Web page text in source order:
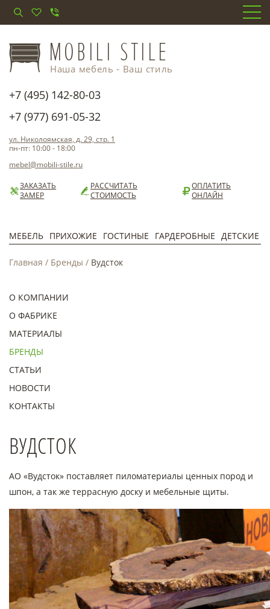
Наша мебель - Ваш стиль
+7 (495) 142-80-03
+7 (977) 691-05-32
ул. Николоямская, д. 29, стр. 1
пн-пт: 10:00 - 18:00
mebel@mobili-stile.ru
ЗАКАЗАТЬ
ЗАМЕР
РАССЧИТАТЬ
СТОИМОСТЬ
ОПЛАТИТЬ
ОНЛАЙН
МЕБЕЛЬ ПРИХОЖИЕ ГОСТИНЫЕ ГАРДЕРОБНЫЕ ДЕТСКИЕ
Главная / Бренды / Вудсток
О КОМПАНИИ
О ФАБРИКЕ
МАТЕРИАЛЫ
БРЕНДЫ
СТАТЬИ
НОВОСТИ
КОНТАКТЫ
ВУДСТОК
АО «Вудсток» поставляет пиломатериалы ценных пород и
шпон, а так же террасную доску и мебельные щиты.